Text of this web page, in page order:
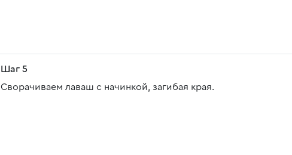
Шаг 5
Сворачиваем лаваш с начинкой, загибая края.